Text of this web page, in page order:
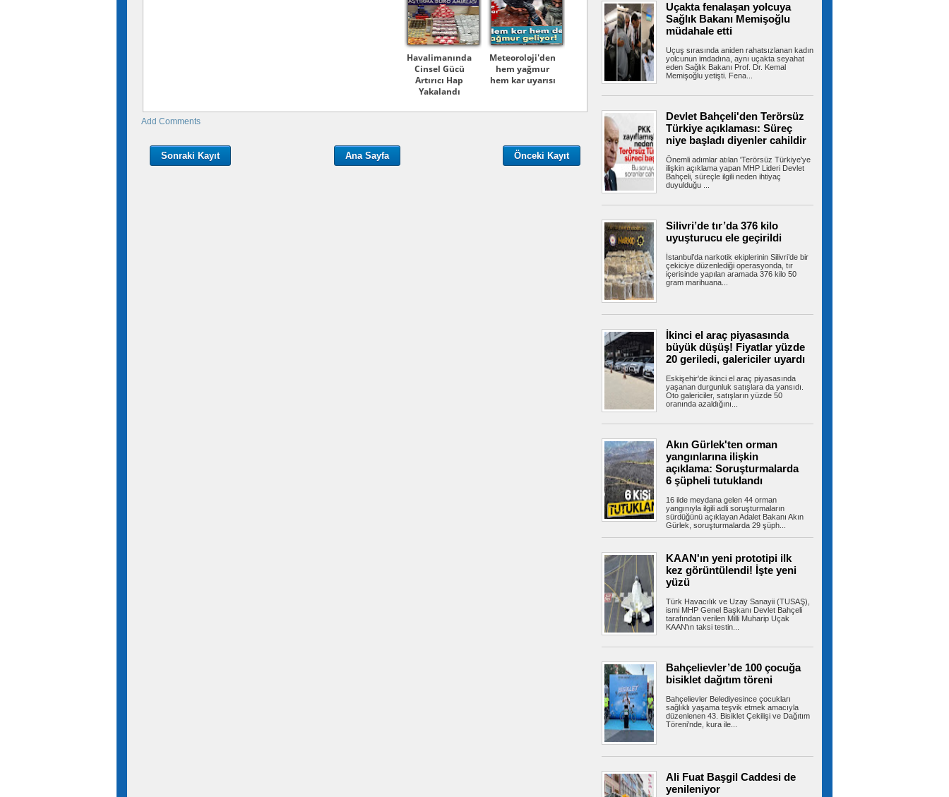
Havalimanında
Cinsel Gücü
Artırıcı Hap
Yakalandı
Meteoroloji'den
hem yağmur
hem kar uyarısı
Add Comments
Sonraki Kayıt Önceki Kayıt
Ana Sayfa
Devlet Bahçeli 20 bin kişinin
katıldığı düğünde nikah şahidi oldu
MHP Ankara İl Başkanı Alparslan Doğan’ın oğlu
Enes Doğan ile Zehra Çelik,...
Türkiye Futbol Federasyonu, herkesin
katılabileceği "Fantezi Lig" projesini...
Terörsüz Türkiye yasa teklifi,
oluşturmak amacıyla hazırlanan...
Kartal’da kontrolden çıkan
otomobil araçlara çarpıp takla attı
Kartal’da yokuş aşağı süratli şekilde inen
otomobil, park halindeki 3 araca...
Çekmeköy’de istinat duvarı
yıkılan inşaatın yanındaki 5 katlı bina
boşaltıldı
Çekmeköy’de bir inşaatın istinat duvarı çöktü.
Ekipler, bitişikteki 5 katlı...
Esenyurt Belediyesi 1071
çocuğun sünnet işlemini gerçekleştirdi
Esenyurt Belediyesi, sünnet olacak 1071
çocuğun sünnet işlemini...
Büyükçekmece’de denizde bir
3’üncü gününde de devam etti
İstanbul Büyükçekmece’de denizde bir kişinin
kaybolduğu iddiası üzerine...
Sultangazi’de 10 araç birbirine
girdi: Trafik yoğunluğu havadan görüntülendi
TEM Otoyolu Sultangazi mevkiinde panelvan
Sancaktepe’de uyuşturucu
operasyonu: 191,70 gram uyuşturucu ele
geçirildi
ticareti yapıldığı belirlenen adrese...
Uçakta fenalaşan yolcuya
Sağlık Bakanı Memişoğlu
müdahale etti
Uçuş sırasında aniden rahatsızlanan kadın
yolcunun imdadına, aynı uçakta seyahat
eden Sağlık Bakanı Prof. Dr. Kemal
Memişoğlu yetişti. Fena...
Devlet Bahçeli'den Terörsüz
Türkiye açıklaması: Süreç
niye başladı diyenler cahildir
Önemli adımlar atılan 'Terörsüz Türkiye'ye
ilişkin açıklama yapan MHP Lideri Devlet
Bahçeli, süreçle ilgili neden ihtiyaç
duyulduğu ...
Silivri’de tır’da 376 kilo
uyuşturucu ele geçirildi
İstanbul’da narkotik ekiplerinin Silivri’de bir
çekiciye düzenlediği operasyonda, tır
içerisinde yapılan aramada 376 kilo 50
gram marihuana...
İkinci el araç piyasasında
büyük düşüş! Fiyatlar yüzde
20 geriledi, galericiler uyardı
Eskişehir'de ikinci el araç piyasasında
yaşanan durgunluk satışlara da yansıdı.
Oto galericiler, satışların yüzde 50
oranında azaldığını...
Akın Gürlek'ten orman
yangınlarına ilişkin
açıklama: Soruşturmalarda
6 şüpheli tutuklandı
16 ilde meydana gelen 44 orman
yangınıyla ilgili adli soruşturmaların
sürdüğünü açıklayan Adalet Bakanı Akın
Gürlek, soruşturmalarda 29 şüph...
KAAN'ın yeni prototipi ilk
kez görüntülendi! İşte yeni
yüzü
Türk Havacılık ve Uzay Sanayii (TUSAŞ),
ismi MHP Genel Başkanı Devlet Bahçeli
tarafından verilen Milli Muharip Uçak
KAAN'ın taksi testin...
Bahçelievler’de 100 çocuğa
bisiklet dağıtım töreni
Bahçelievler Belediyesince çocukları
sağlıklı yaşama teşvik etmek amacıyla
düzenlenen 43. Bisiklet Çekilişi ve Dağıtım
Töreni’nde, kura ile...
Ali Fuat Başgil Caddesi de
yenileniyor